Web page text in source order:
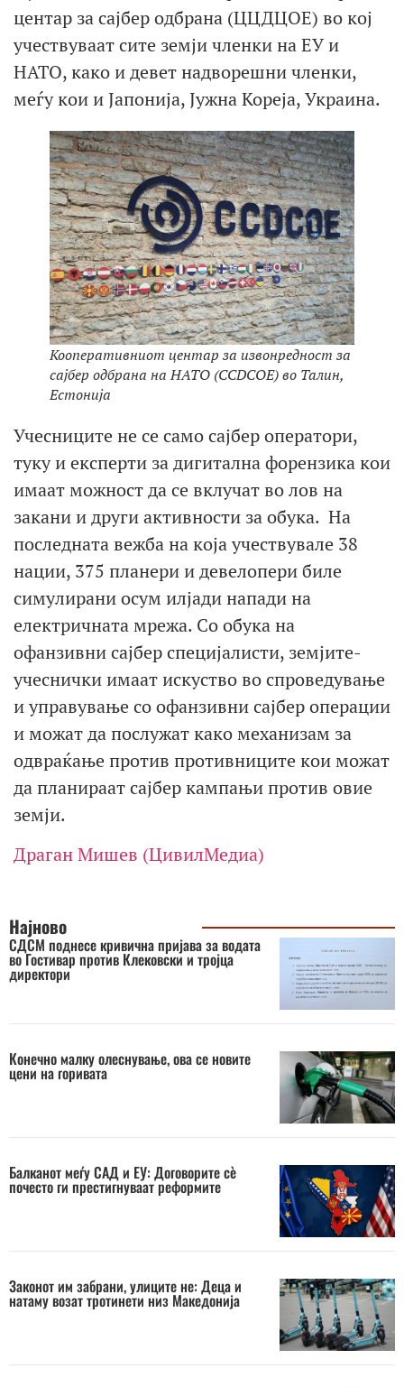
центар за сајбер одбрана (ЦЦДЦОЕ) во кој
учествуваат сите земји членки на ЕУ и
НАТО, како и девет надворешни членки,
меѓу кои и Јапонија, Јужна Кореја, Украина.
Кооперативниот центар за извонредност за
сајбер одбрана на НАТО (CCDCOE) во Талин,
Естонија
Учесниците не се само сајбер оператори,
туку и експерти за дигитална форензика кои
имаат можност да се вклучат во лов на
закани и други активности за обука. На
последната вежба на која учествувале 38
нации, 375 планери и девелопери биле
симулирани осум илјади напади на
електричната мрежа. Со обука на
офанзивни сајбер специјалисти, земјите-
учеснички имаат искуство во спроведување
и управување со офанзивни сајбер операции
и можат да послужат како механизам за
одвраќање против противниците кои можат
да планираат сајбер кампањи против овие
земји.
Драган Мишев (ЦивилМедиа)
Најново
СДСМ поднесе кривична пријава за водата
во Гостивар против Клековски и тројца
директори
Конечно малку олеснување, ова се новите
цени на горивата
Балканот меѓу САД и ЕУ: Договорите сè
почесто ги престигнуваат реформите
Законот им забрани, улиците не: Деца и
натаму возат тротинети низ Македонија